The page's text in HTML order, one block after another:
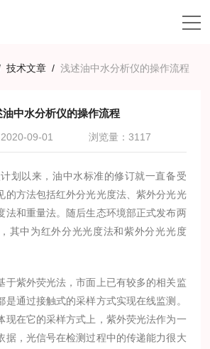
技术文章 /浅述油中水分析仪的操作流程
油中水分析仪的操作流程
09-01 浏览量：3117
以来，油中水标准的修订就一直备受
的方法包括红外分光光度法、紫外分光光
法和重量法。随后生态环境部正式发布两
其中为红外分光光度法和紫外分光光度
于紫外荧光法，市面上已有较多的相关监
是通过接触式的采样方式实现在线监测。
现在它的采样方式上，紫外荧光法作为一
据，光信号在检测过程中的传递能力很大